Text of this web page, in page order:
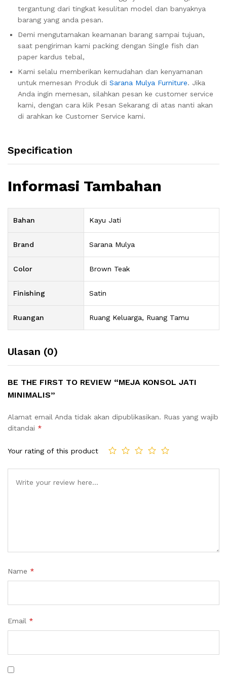
tergantung dari tingkat kesulitan model dan banyaknya
barang yang anda pesan.
Demi mengutamakan keamanan barang sampai tujuan,
saat pengiriman kami packing dengan Single fish dan
paper kardus tebal,
Kami selalu memberikan kemudahan dan kenyamanan
untuk memesan Produk di Sarana Mulya Furniture. Jika
Anda ingin memesan, silahkan pesan ke customer service
kami, dengan cara klik Pesan Sekarang di atas nanti akan
di arahkan ke Customer Service kami.
Specification
Informasi Tambahan
Bahan Kayu Jati
Brand Sarana Mulya
Color Brown Teak
Finishing Satin
Ruangan Ruang Keluarga, Ruang Tamu
Ulasan (0)
BE THE FIRST TO REVIEW “MEJA KONSOL JATI
MINIMALIS”
Alamat email Anda tidak akan dipublikasikan. Ruas yang wajib
ditandai *
Your rating of this product
Name *
Email *